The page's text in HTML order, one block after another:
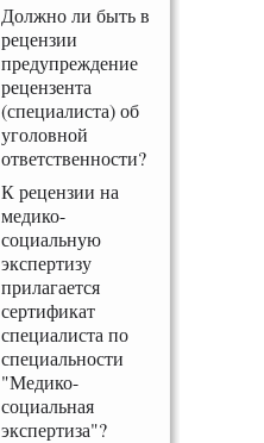
Должно ли быть в
рецензии
предупреждение
рецензента
(специалиста) об
уголовной
ответственности?
К рецензии на
медико-
социальную
экспертизу
прилагается
сертификат
специалиста по
специальности
"Медико-
социальная
экспертиза"?